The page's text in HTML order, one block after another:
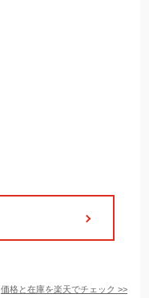
価格と在庫を楽天でチェック >>